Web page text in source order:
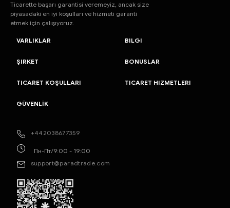
Ticarette başarı garantisi veremeyiz, ancak size
piyasadaki en iyi koşulları ve hizmeti garanti
etmek için çalışıyoruz.
+442038677359
Пн-Пт/9:00 - 19:00
support@paradtrade.com
VARLIKLAR BILGI
ŞIRKET BONUSLAR
TICARET KOŞULLARI TICARET HIZMETLERI
GÜVENLİK